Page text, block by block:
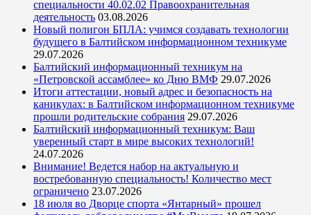
специальности 40.02.02 Правоохранительная
деятельность 03.08.2026
Новый полигон БПЛА: учимся создавать технологии
будущего в Балтийском информационном техникуме
29.07.2026
Балтийский информационный техникум на
«Петровской ассамблее» ко Дню ВМФ 29.07.2026
Итоги аттестации, новый адрес и безопасность на
каникулах: в Балтийском информационном техникуме
прошли родительские собрания 29.07.2026
Балтийский информационный техникум: Ваш
уверенный старт в мире высоких технологий!
24.07.2026
Внимание! Ведется набор на актуальную и
востребованную специальность! Количество мест
ограничено 23.07.2026
18 июля во Дворце спорта «Янтарный» прошел